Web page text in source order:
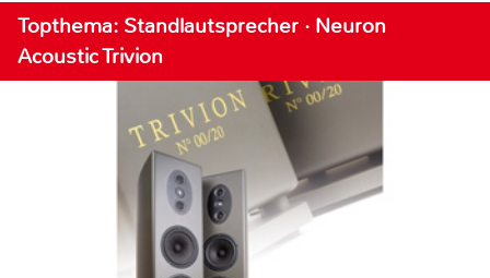
Topthema: Standlautsprecher · Neuron
Acoustic Trivion